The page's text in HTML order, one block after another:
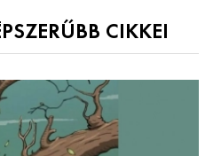
CIKKEI